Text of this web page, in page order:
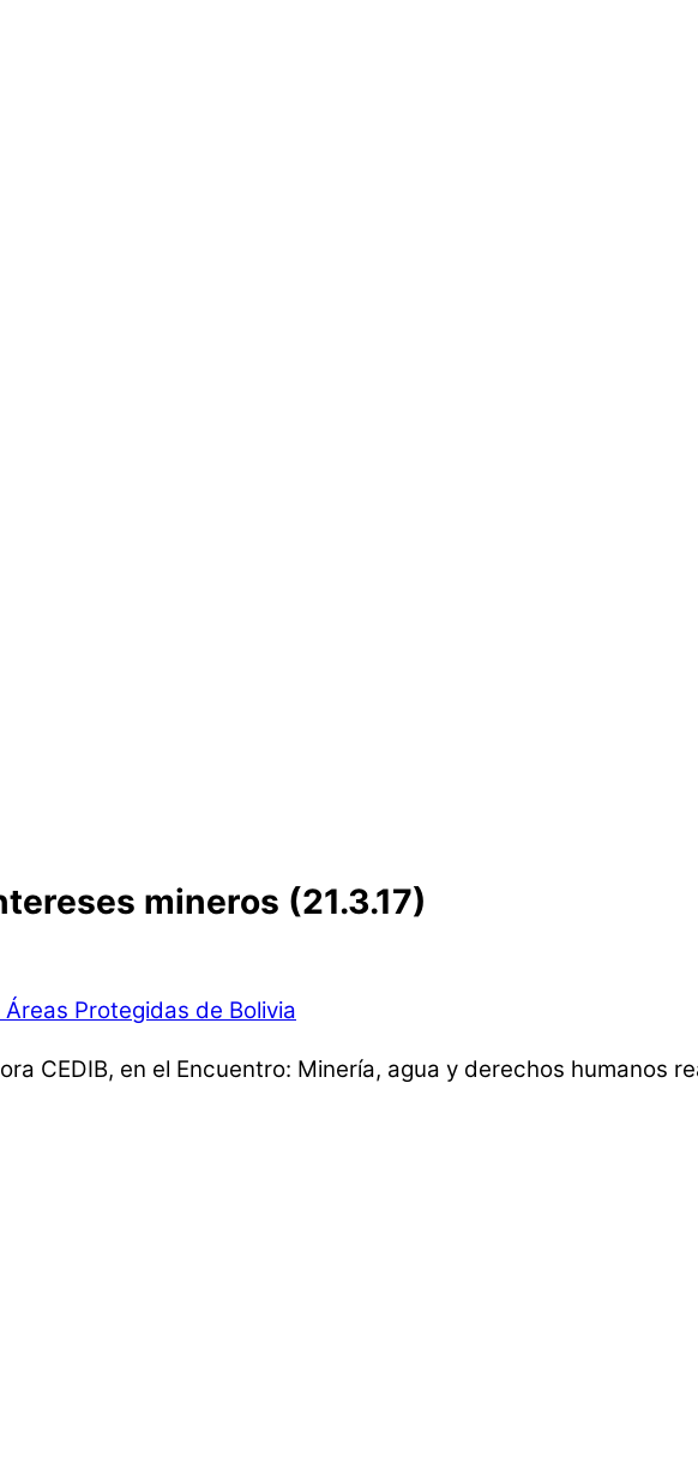
mineros (21.3.17)
Protegidas de Bolivia
CEDIB, en el Encuentro: Minería, agua y derechos humanos